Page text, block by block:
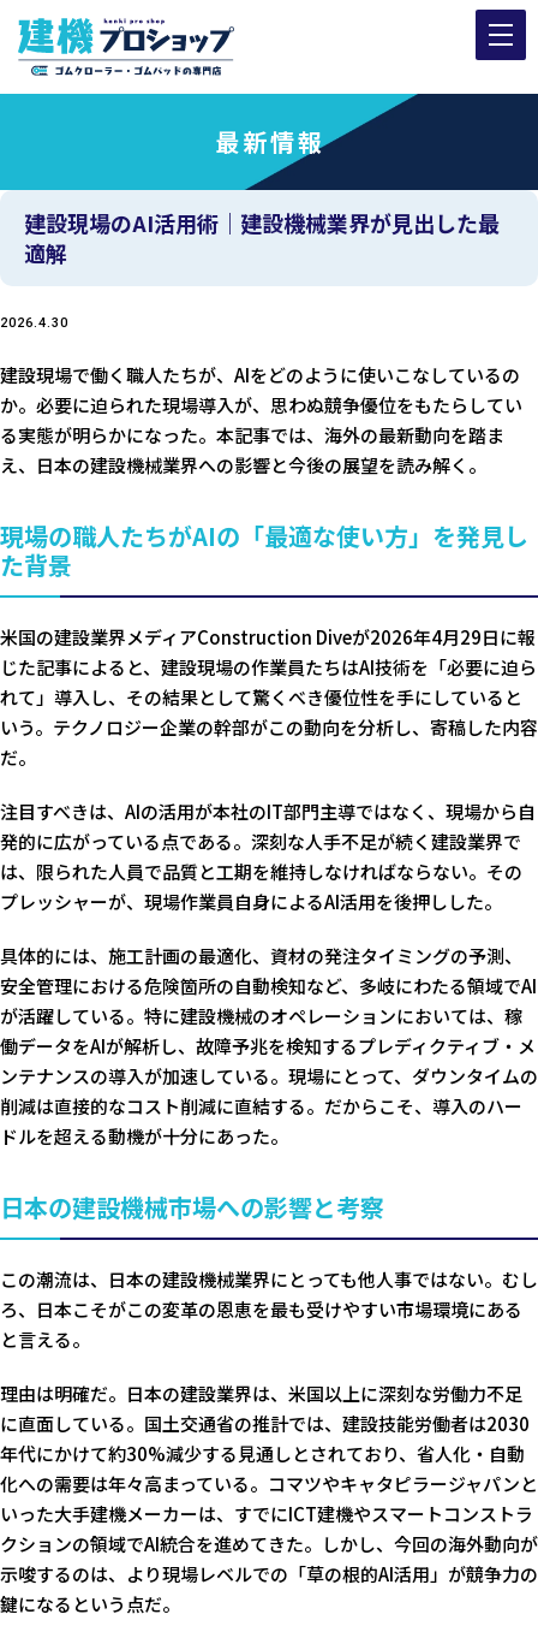
最新情報
建設現場のAI活用術｜建設機械業界が見出した最
適解
2026.4.30
建設現場で働く職人たちが、AIをどのように使いこなしているの
か。必要に迫られた現場導入が、思わぬ競争優位をもたらしてい
る実態が明らかになった。本記事では、海外の最新動向を踏ま
え、日本の建設機械業界への影響と今後の展望を読み解く。
現場の職人たちがAIの「最適な使い方」を発見し
た背景
米国の建設業界メディアConstruction Diveが2026年4月29日に報
じた記事によると、建設現場の作業員たちはAI技術を「必要に迫ら
れて」導入し、その結果として驚くべき優位性を手にしていると
いう。テクノロジー企業の幹部がこの動向を分析し、寄稿した内容
だ。
注目すべきは、AIの活用が本社のIT部門主導ではなく、現場から自
発的に広がっている点である。深刻な人手不足が続く建設業界で
は、限られた人員で品質と工期を維持しなければならない。その
プレッシャーが、現場作業員自身によるAI活用を後押しした。
具体的には、施工計画の最適化、資材の発注タイミングの予測、
安全管理における危険箇所の自動検知など、多岐にわたる領域でAI
が活躍している。特に建設機械のオペレーションにおいては、稼
働データをAIが解析し、故障予兆を検知するプレディクティブ・メ
ンテナンスの導入が加速している。現場にとって、ダウンタイムの
削減は直接的なコスト削減に直結する。だからこそ、導入のハー
ドルを超える動機が十分にあった。
日本の建設機械市場への影響と考察
この潮流は、日本の建設機械業界にとっても他人事ではない。むし
ろ、日本こそがこの変革の恩恵を最も受けやすい市場環境にある
と言える。
理由は明確だ。日本の建設業界は、米国以上に深刻な労働力不足
に直面している。国土交通省の推計では、建設技能労働者は2030
年代にかけて約30%減少する見通しとされており、省人化・自動
化への需要は年々高まっている。コマツやキャタピラージャパンと
いった大手建機メーカーは、すでにICT建機やスマートコンストラ
クションの領域でAI統合を進めてきた。しかし、今回の海外動向が
示唆するのは、より現場レベルでの「草の根的AI活用」が競争力の
鍵になるという点だ。